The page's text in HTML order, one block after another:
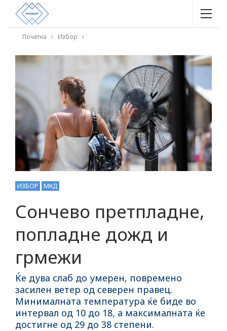
Почетна Избор
ИЗБОР МКД
Сончево претпладне,
попладне дожд и
грмежи
Ќе дува слаб до умерен, повремено
засилен ветер од северен правец.
Минималната температура ќе биде во
интервал од 10 до 18, а максималната ќе
достигне од 29 до 38 степени.